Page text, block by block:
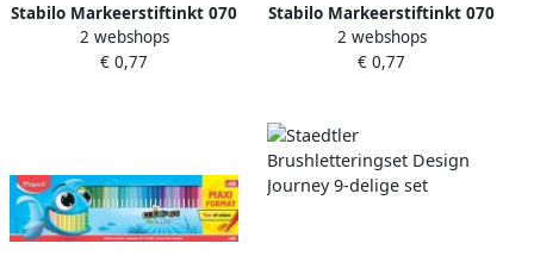
Stabilo Markeerstiftinkt 070
56 roze
2 webshops
€ 0,77
Stabilo Markeerstiftinkt 070
33 groen
2 webshops
€ 0,77